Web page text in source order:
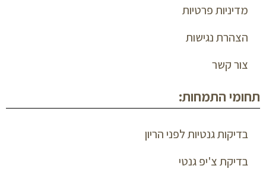
מדיניות פרטיות
הצהרת נגישות
צור קשר
תחומי התמחות:
בדיקות גנטיות לפני הריון
בדיקת צ'יפ גנטי